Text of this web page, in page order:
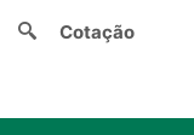
Cotação